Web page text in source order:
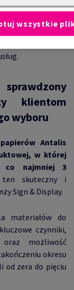
rozwiązań do tej
zrównoważonych
umożliwiają
przyszłość
klientom
wyboru
Antalis
w której
co najmniej 3
skuteczny i
Sign & Display.
materiałów do
czynniki,
możliwość
okresu
od zera do pięciu
wszystkie